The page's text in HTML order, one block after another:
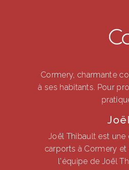
Cormery, charmante
à ses habitants. Pour
Joël Thibault est
carports à Cormery
l'équipe de Joël